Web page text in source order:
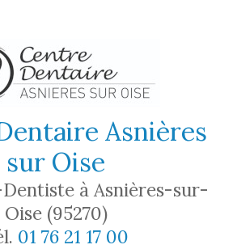
Asnières
sur Oise
à Asnières-sur-
Oise (95270)
01 76 21 17 00